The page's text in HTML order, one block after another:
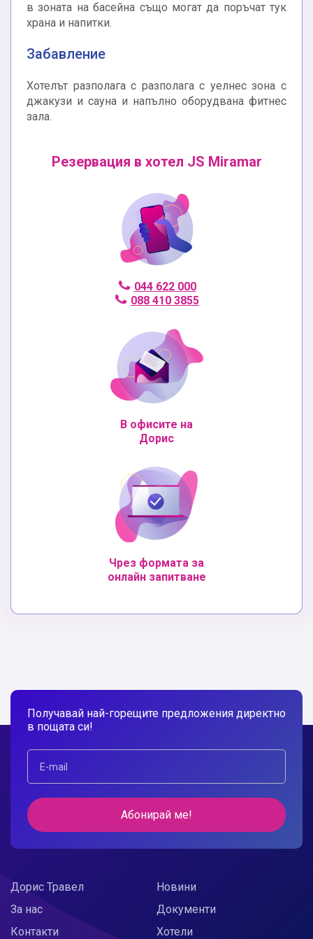
в зоната на басейна също могат да поръчат тук
храна и напитки.
Забавление
Хотелът разполага с разполага с уелнес зона с
джакузи и сауна и напълно оборудвана фитнес
зала.
Резервация в хотел JS Miramar
044 622 000
088 410 3855
В офисите на
Дорис
Чрез формата за
онлайн запитване
Получавай най-горещите предложения директно
в пощата си!
Абонирай ме!
Дорис Травел
За нас
Контакти
Новини
Документи
Хотели